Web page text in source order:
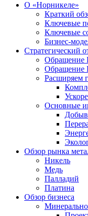
О «Норникеле»
Краткий
Ключевые
Ключевые
Бизнес-
Стратегический
Обращение
Обращение
Расширяем
Основные
Обзор рынка
Никель
Медь
Палладий
Платина
Обзор бизнеса